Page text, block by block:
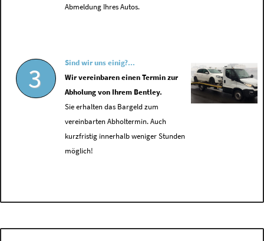
Abmeldung Ihres Autos.
3
Sind wir uns einig?...
Wir vereinbaren einen Termin zur
Abholung von Ihrem Bentley.
Sie erhalten das Bargeld zum
vereinbarten Abholtermin. Auch
kurzfristig innerhalb weniger Stunden
möglich!